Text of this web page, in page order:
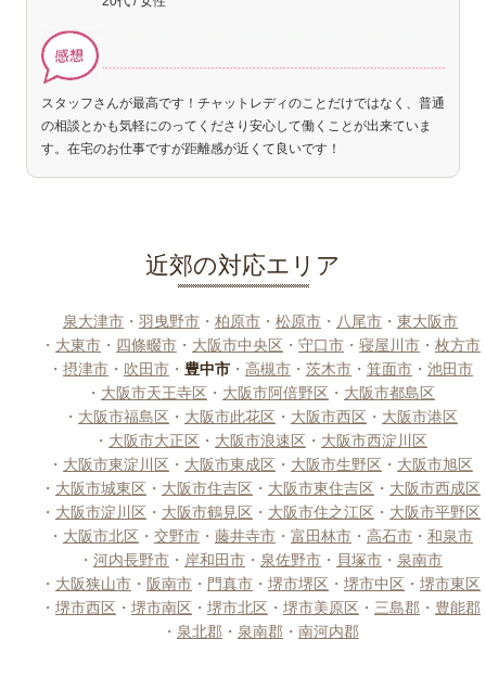
スタッフさんが最高です！チャットレディのことだけではなく、普通
の相談とかも気軽にのってくださり安心して働くことが出来ていま
す。在宅のお仕事ですが距離感が近くて良いです！
近郊の対応エリア
泉大津市 ・ 羽曳野市 ・ 柏原市 ・ 松原市 ・ 八尾市 ・ 東大阪市
・ 大東市 ・ 四條畷市 ・ 大阪市中央区 ・ 守口市 ・ 寝屋川市 ・ 枚方市
・ 摂津市 ・ 吹田市 ・ 豊中市 ・ 高槻市 ・ 茨木市 ・ 箕面市 ・ 池田市
・ 大阪市天王寺区 ・ 大阪市阿倍野区 ・ 大阪市都島区
・ 大阪市福島区 ・ 大阪市此花区 ・ 大阪市西区 ・ 大阪市港区
・ 大阪市大正区 ・ 大阪市浪速区 ・ 大阪市西淀川区
・ 大阪市東淀川区 ・ 大阪市東成区 ・ 大阪市生野区 ・ 大阪市旭区
・ 大阪市城東区 ・ 大阪市住吉区 ・ 大阪市東住吉区 ・ 大阪市西成区
・ 大阪市淀川区 ・ 大阪市鶴見区 ・ 大阪市住之江区 ・ 大阪市平野区
・ 大阪市北区 ・ 交野市 ・ 藤井寺市 ・ 富田林市 ・ 高石市 ・ 和泉市
・ 河内長野市 ・ 岸和田市 ・ 泉佐野市 ・ 貝塚市 ・ 泉南市
・ 大阪狭山市 ・ 阪南市 ・ 門真市 ・ 堺市堺区 ・ 堺市中区 ・ 堺市東区
・ 堺市西区 ・ 堺市南区 ・ 堺市北区 ・ 堺市美原区 ・ 三島郡 ・ 豊能郡
・ 泉北郡 ・ 泉南郡 ・ 南河内郡